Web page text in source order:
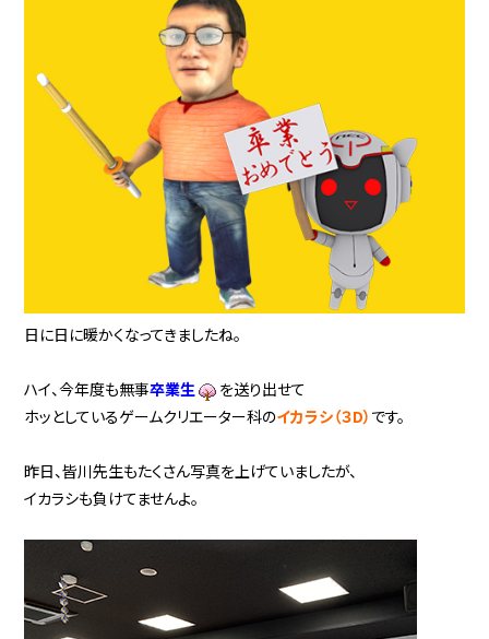
日に日に暖かくなってきましたね。
ハイ、今年度も無事卒業生
を送り出せて
ホッとしているゲームクリエーター科のイカラシ（３D） です。
昨日、皆川先生もたくさん写真を上げていましたが、
イカラシも負けてませんよ。